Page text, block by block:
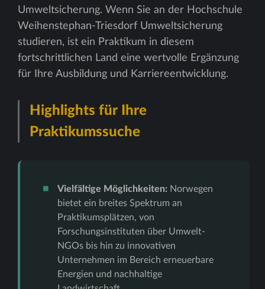
Umweltsicherung. Wenn Sie an der Hochschule
Weihenstephan-Triesdorf Umweltsicherung
studieren, ist ein Praktikum in diesem
fortschrittlichen Land eine wertvolle Ergänzung
für Ihre Ausbildung und Karriereentwicklung.
Highlights für Ihre
Praktikumssuche
Vielfältige Möglichkeiten:Norwegen
bietet ein breites Spektrum an
Praktikumsplätzen, von
Forschungsinstituten über Umwelt-
NGOs bis hin zu innovativen
Unternehmen im Bereich erneuerbare
Energien und nachhaltige